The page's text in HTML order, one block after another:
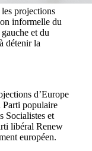
projections
informelle du
et du
détenir la
d’Europe
populaire
Socialistes et
libéral Renew
européen.